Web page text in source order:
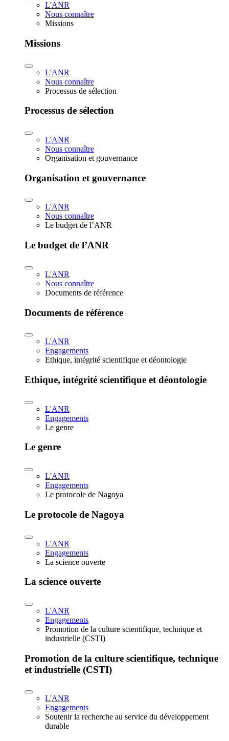
L'ANR
Nous connaître
Missions
Missions
L'ANR
Nous connaître
Processus de sélection
Processus de sélection
L'ANR
Nous connaître
Organisation et gouvernance
Organisation et gouvernance
L'ANR
Nous connaître
Le budget de l’ANR
Le budget de l’ANR
L'ANR
Nous connaître
Documents de référence
Documents de référence
L'ANR
Engagements
Ethique, intégrité scientifique et déontologie
Ethique, intégrité scientifique et déontologie
L'ANR
Engagements
Le genre
Le genre
L'ANR
Engagements
Le protocole de Nagoya
Le protocole de Nagoya
L'ANR
Engagements
La science ouverte
La science ouverte
L'ANR
Engagements
Promotion de la culture scientifique, technique et
industrielle (CSTI)
Promotion de la culture scientifique, technique
et industrielle (CSTI)
L'ANR
Engagements
Soutenir la recherche au service du développement
durable